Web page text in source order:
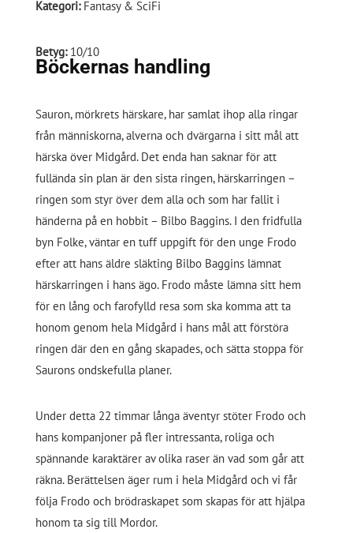
Kategori:Fantasy & SciFi
Betyg:10/10
Böckernas handling
Sauron, mörkrets härskare, har samlat ihop alla ringar
från människorna, alverna och dvärgarna i sitt mål att
härska över Midgård. Det enda han saknar för att
fullända sin plan är den sista ringen, härskarringen –
ringen som styr över dem alla och som har fallit i
händerna på en hobbit – Bilbo Baggins. I den fridfulla
byn Folke, väntar en tuff uppgift för den unge Frodo
efter att hans äldre släkting Bilbo Baggins lämnat
härskarringen i hans ägo. Frodo måste lämna sitt hem
för en lång och farofylld resa som ska komma att ta
honom genom hela Midgård i hans mål att förstöra
ringen där den en gång skapades, och sätta stoppa för
Saurons ondskefulla planer.
Under detta 22 timmar långa äventyr stöter Frodo och
hans kompanjoner på fler intressanta, roliga och
spännande karaktärer av olika raser än vad som går att
räkna. Berättelsen äger rum i hela Midgård och vi får
följa Frodo och brödraskapet som skapas för att hjälpa
honom ta sig till Mordor.